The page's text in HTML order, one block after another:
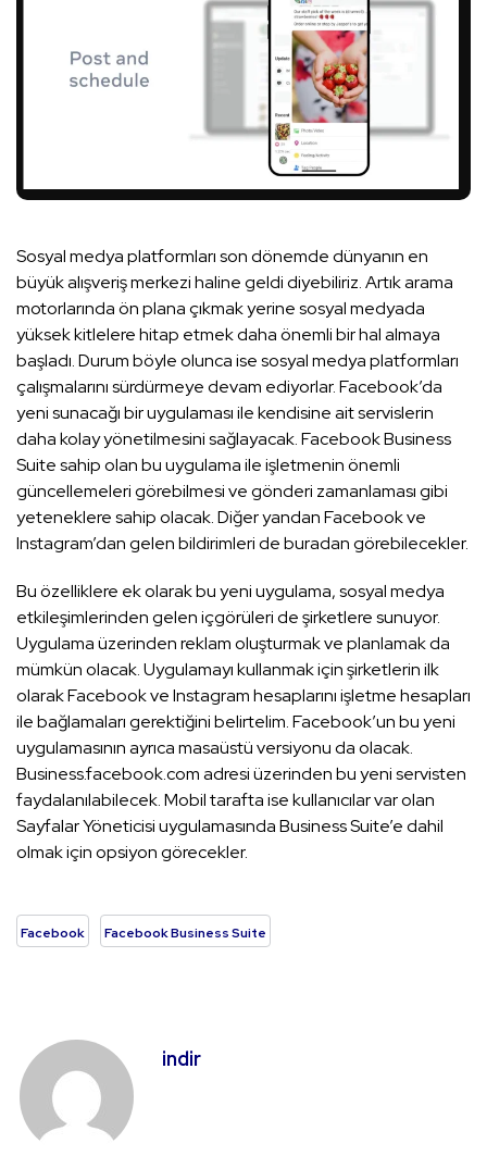
Sosyal medya platformları son dönemde dünyanın en
büyük alışveriş merkezi haline geldi diyebiliriz. Artık arama
motorlarında ön plana çıkmak yerine sosyal medyada
yüksek kitlelere hitap etmek daha önemli bir hal almaya
başladı. Durum böyle olunca ise sosyal medya platformları
çalışmalarını sürdürmeye devam ediyorlar. Facebook’da
yeni sunacağı bir uygulaması ile kendisine ait servislerin
daha kolay yönetilmesini sağlayacak. Facebook Business
Suite sahip olan bu uygulama ile işletmenin önemli
güncellemeleri görebilmesi ve gönderi zamanlaması gibi
yeteneklere sahip olacak. Diğer yandan Facebook ve
Instagram’dan gelen bildirimleri de buradan görebilecekler.
Bu özelliklere ek olarak bu yeni uygulama, sosyal medya
etkileşimlerinden gelen içgörüleri de şirketlere sunuyor.
Uygulama üzerinden reklam oluşturmak ve planlamak da
mümkün olacak. Uygulamayı kullanmak için şirketlerin ilk
olarak Facebook ve Instagram hesaplarını işletme hesapları
ile bağlamaları gerektiğini belirtelim. Facebook’un bu yeni
uygulamasının ayrıca masaüstü versiyonu da olacak.
Business.facebook.com adresi üzerinden bu yeni servisten
faydalanılabilecek. Mobil tarafta ise kullanıcılar var olan
Sayfalar Yöneticisi uygulamasında Business Suite’e dahil
olmak için opsiyon görecekler.
Facebook Facebook Business Suite
indir